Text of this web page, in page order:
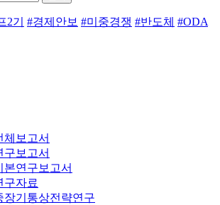
2기 #경제안보 #미중경쟁 #반도체 #ODA
체보고서
구보고서
본연구보고서
구자료
장기통상전략연구